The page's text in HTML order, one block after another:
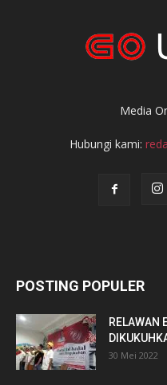
Media
Hubungi kami:
POSTING POPULER
RELAWAN
30 Mei 2022